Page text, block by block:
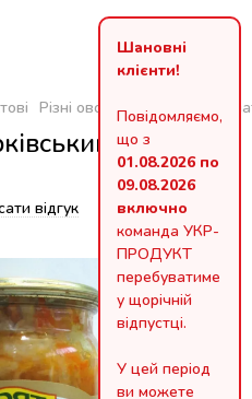
Шановні
клієнти!
Повідомляємо,
що з
01.08.2026 по
09.08.2026
включно
команда УКР-
ПРОДУКТ
перебуватиме
у щорічній
відпустці.
У цей період
ви можете
Різні овочеві консерви
500г
відгук